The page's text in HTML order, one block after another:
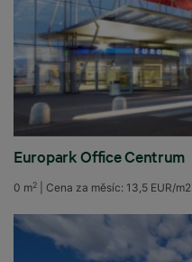
Europark Office Centrum
0 m2 Cena za měsíc: 13,5 EUR/m2